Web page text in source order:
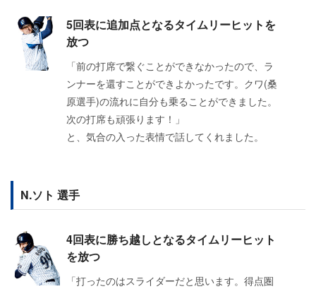
5回表に追加点となるタイムリーヒットを
放つ
「前の打席で繋ぐことができなかったので、ラ
ンナーを還すことができよかったです。クワ(桑
原選手)の流れに自分も乗ることができました。
次の打席も頑張ります！」
と、気合の入った表情で話してくれました。
N.ソト 選手
4回表に勝ち越しとなるタイムリーヒット
を放つ
「打ったのはスライダーだと思います。得点圏